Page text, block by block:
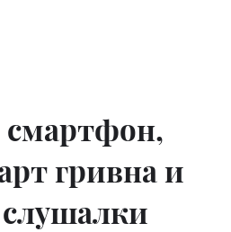
смартфон,
гривна и